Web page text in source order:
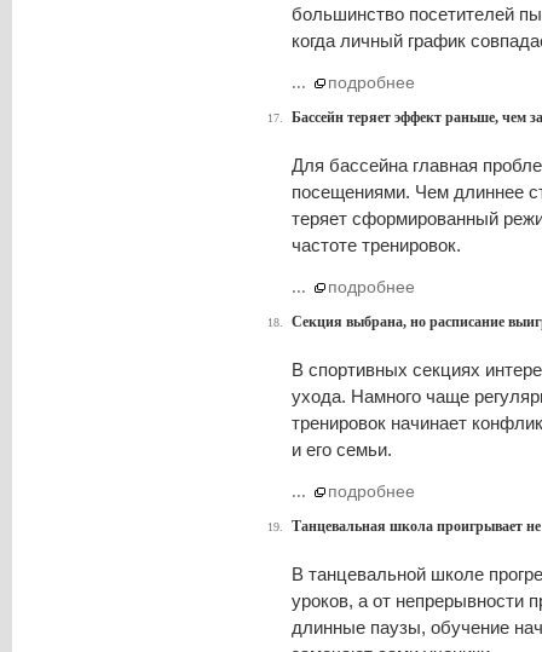
большинство посетителей
когда личный график
... подробнее
17. Бассейн теряет эффект раньше, чем
Для бассейна главная
посещениями. Чем длиннее
теряет сформированный
частоте тренировок.
... подробнее
18. Секция выбрана, но расписание
В спортивных секциях
ухода. Намного чаще
тренировок начинает
и его семьи.
... подробнее
19. Танцевальная школа проигрывает
В танцевальной школе
уроков, а от непрерывности
длинные паузы, обучение